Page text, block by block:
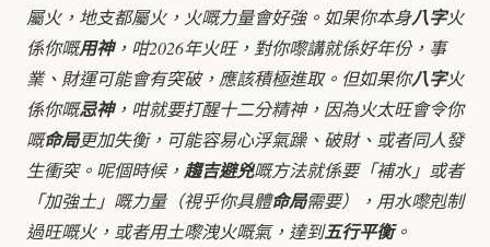
屬火，地支都屬火，火嘅力量會好強。如果你本身八字火
係你嘅用神，咁2026年火旺，對你嚟講就係好年份，事
業、財運可能會有突破，應該積極進取。但如果你八字火
係你嘅忌神，咁就要打醒十二分精神，因為火太旺會令你
嘅命局更加失衡，可能容易心浮氣躁、破財、或者同人發
生衝突。呢個時候， 趨吉避兇嘅方法就係要「補水」或者
「加強土」嘅力量（視乎你具體命局需要），用水嚟剋制
過旺嘅火，或者用土嚟洩火嘅氣，達到五行平衡。